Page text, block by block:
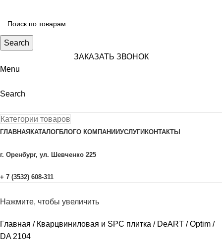
Search
ЗАКАЗАТЬ ЗВОНОК
Menu
Search
Категории товаров
ГЛАВНАЯ КАТАЛОГБЛОГО КОМПАНИИУСЛУГИ КОНТАКТЫ
г. Оренбург, ул. Шевченко 225
+ 7 (3532) 608-311
Нажмите, чтобы увеличить
Главная Кварцвиниловая и SPC плитка DeART
Optim
DA 2104